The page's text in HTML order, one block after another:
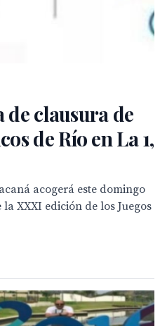
de clausura de
de Río en La 1,
acogerá este domingo
XXXI edición de los Juegos